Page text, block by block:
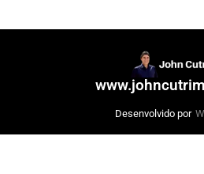
Desenvolvido por